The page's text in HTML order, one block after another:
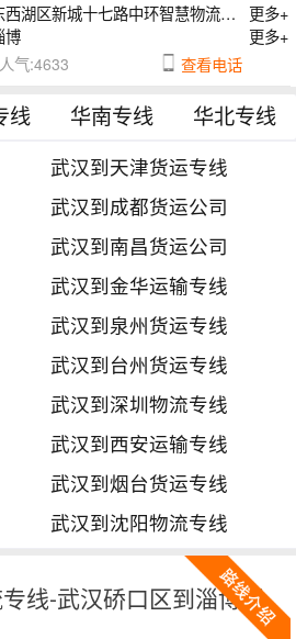
湖区新城十七路中环智慧物流园D区22号
更多+
博 更多+
人气:4633 查看电话
线 华南专线 华北专线
武汉到天津货运专线
武汉到成都货运公司
武汉到南昌货运公司
武汉到金华运输专线
武汉到泉州货运专线
武汉到台州货运专线
武汉到深圳物流专线
武汉到西安运输专线
武汉到烟台货运专线
武汉到沈阳物流专线
线-武汉硚口区到淄博货